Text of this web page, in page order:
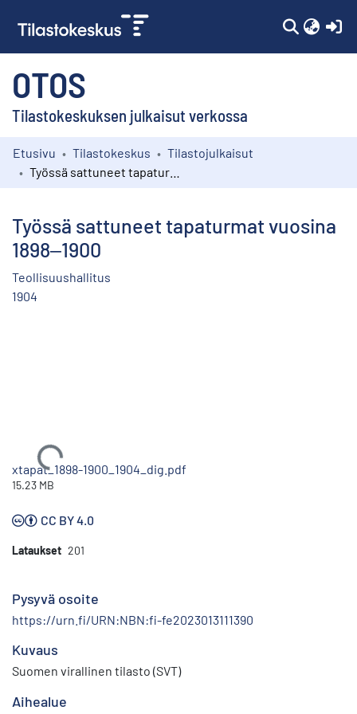
OTOS
Tilastokeskuksen julkaisut verkossa
Kokoelmat
Etusivu Tilastokeskus
Tilastojulkaisut
Työssä sattuneet tapaturmat vuosina
1898‒1900
Teollisuushallitus
1904
Ladataan...
xtapat_1898-1900_1904_dig.pdf
15.23 MB
CC BY 4.0
Lataukset 201
Pysyvä osoite
https://urn.fi/URN:NBN:fi-fe2023013111390
Kuvaus
Suomen virallinen tilasto (SVT)
Aihealue